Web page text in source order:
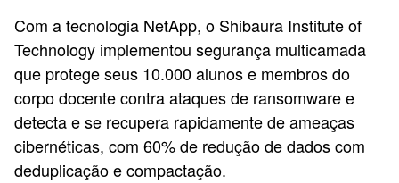
Com a tecnologia NetApp, o Shibaura Institute of
Technology implementou segurança multicamada
que protege seus 10.000 alunos e membros do
corpo docente contra ataques de ransomware e
detecta e se recupera rapidamente de ameaças
cibernéticas, com 60% de redução de dados com
deduplicação e compactação.